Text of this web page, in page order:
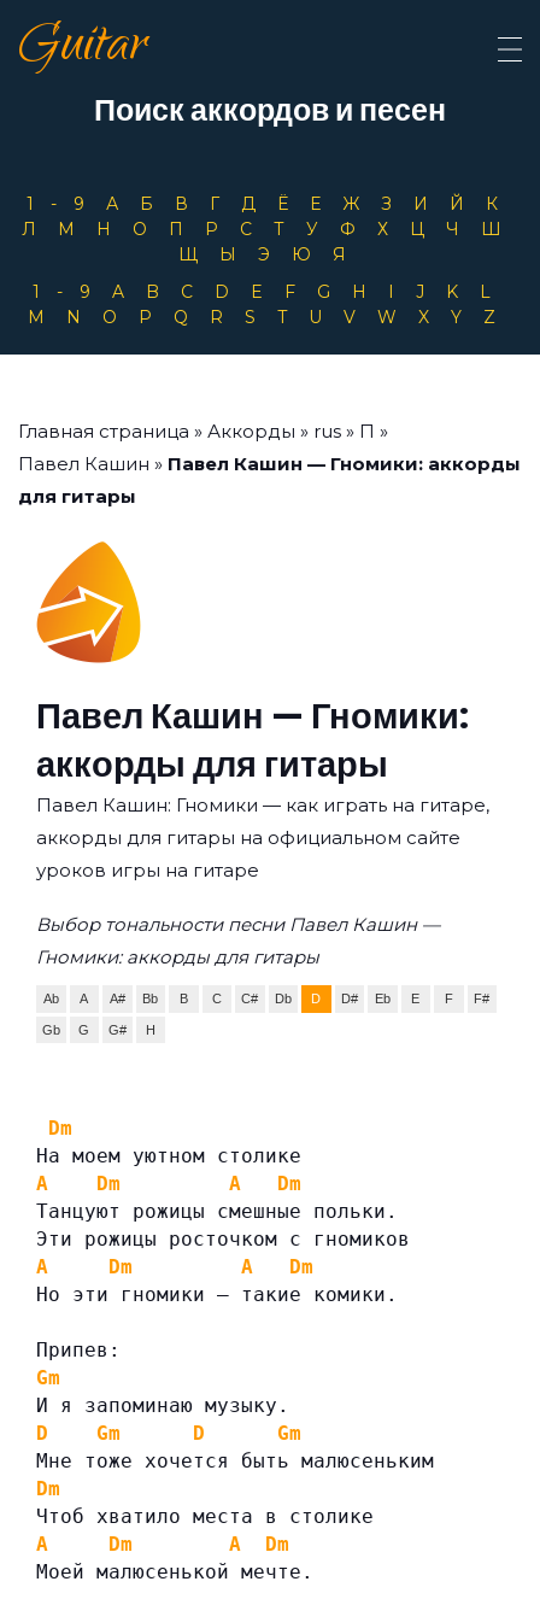
Guitar
Поиск аккордов и песен
1-9 А Б В Г Д Ё Е Ж З И Й
К
Л
М Н О П Р С Т У Ф Х Ц Ч
Ш
Щ
Ы Э Ю
Я
1-9
A B C D E F G H I J K
L
M
N O P Q R S T U V W X Y Z
Главная страница » Аккорды » rus » П »
Павел Кашин » Павел Кашин — Гномики: аккорды
для гитары
Павел Кашин — Гномики:
аккорды для гитары
Павел Кашин: Гномики — как играть на гитаре,
аккорды для гитары на официальном сайте
уроков игры на гитаре
Выбор тональности песни Павел Кашин —
Гномики: аккорды для гитары
Ab A A# Bb B C C# Db D D# Eb E F F#
Gb G G# H
Dm
На моем уютном столике
A
Dm A
Dm
Танцуют рожицы смешные польки.
Эти рожицы росточком с гномиков
A
Dm A
Dm
Но эти гномики — такие комики.
Припев:
Gm
И я запоминаю музыку.
D
Gm D
Gm
Мне тоже хочется быть малюсеньким
Dm
Чтоб хватило места в столике
A
Dm A
Dm
Моей малюсенькой мечте.